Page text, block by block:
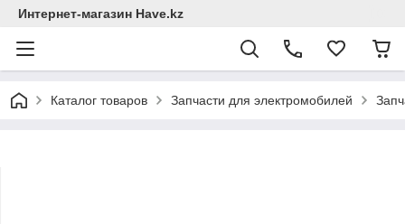
Интернет-магазин Have.kz
Каталог товаров Запчасти для электромобилей